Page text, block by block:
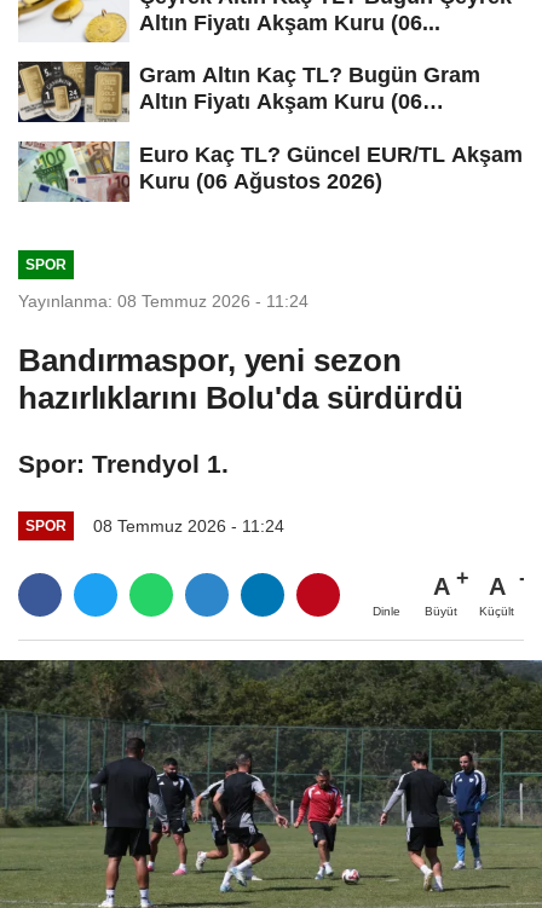
Altın Fiyatı Akşam Kuru (06...
Gram Altın Kaç TL? Bugün Gram
Altın Fiyatı Akşam Kuru (06
Euro Kaç TL? Güncel EUR/TL Akşam
Kuru (06 Ağustos 2026)
SPOR
Yayınlanma: 08 Temmuz 2026 - 11:24
Bandırmaspor, yeni sezon
hazırlıklarını Bolu'da sürdürdü
Spor: Trendyol 1.
SPOR 08 Temmuz 2026 - 11:24
Dinle
A
Büyüt
A
Küçült